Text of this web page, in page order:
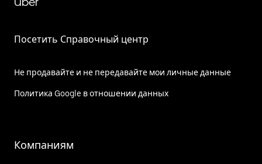
Посетить Справочный центр
Не продавайте и не передавайте мои личные данные
Политика Google в отношении данных
Компаниям